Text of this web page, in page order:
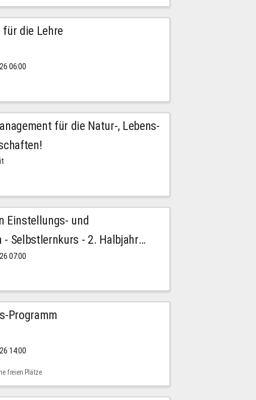
für die Lehre
06:00
für die Natur-, Lebens-
Einstellungs- und
- Selbstlernkurs - 2. Halbjahr
07:00
Programm
14:00
freien Plätze